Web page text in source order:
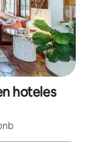
hoteles